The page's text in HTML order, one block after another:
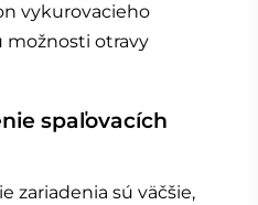
vykurovacieho
možnosti otravy
spaľovacích
zariadenia sú väčšie,